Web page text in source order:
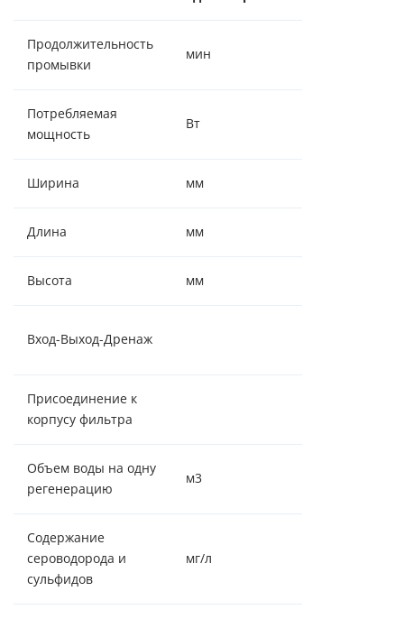
Продолжительность
промывки
мин
Потребляемая
мощность
Вт
Ширина мм
Длина мм
Высота мм
Вход-Выход-Дренаж
Присоединение к
корпусу фильтра
Объем воды на одну
регенерацию
м3
Содержание
сероводорода и
сульфидов
мг/л